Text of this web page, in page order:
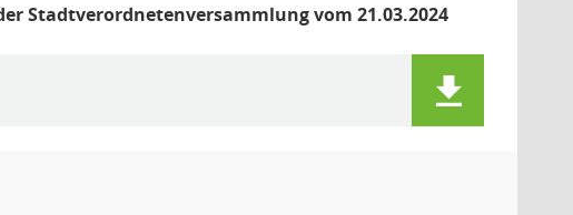
Stadtverordnetenversammlung vom 21.03.2024